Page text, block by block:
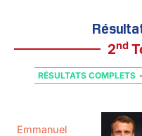
2nd
RÉSULTATS COMPLETS -
Emmanuel